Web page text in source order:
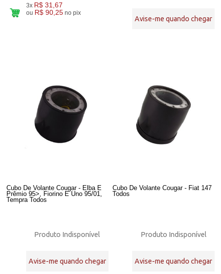
3x R$ 31,67
ou R$ 90,25 no pix
Avise-me quando chegar
Cubo De Volante Cougar - Elba E
Prêmio 95>, Fiorino E Uno 95/01,
Tempra Todos
Produto Indisponível
Avise-me quando chegar
Cubo De Volante Cougar - Fiat 147
Todos
Produto Indisponível
Avise-me quando chegar